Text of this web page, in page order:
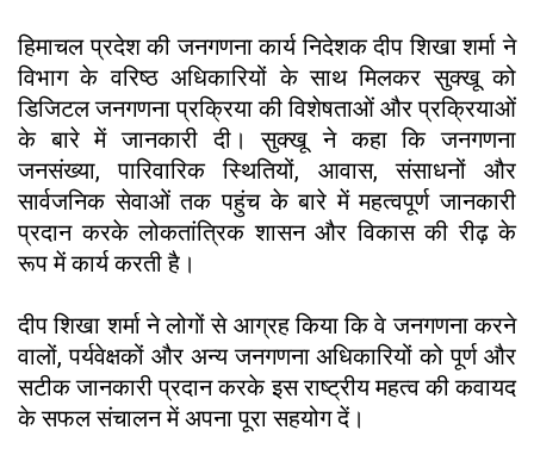
हिमाचल प्रदेश की जनगणना कार्य निदेशक दीप शिखा शर्मा ने
विभाग के वरिष्ठ अधिकारियों के साथ मिलकर सुक्खू को
डिजिटल जनगणना प्रक्रिया की विशेषताओं और प्रक्रियाओं
के बारे में जानकारी दी। सुक्खू ने कहा कि जनगणना
जनसंख्या, पारिवारिक स्थितियों, आवास, संसाधनों और
सार्वजनिक सेवाओं तक पहुंच के बारे में महत्वपूर्ण जानकारी
प्रदान करके लोकतांत्रिक शासन और विकास की रीढ़ के
रूप में कार्य करती है।
दीप शिखा शर्मा ने लोगों से आग्रह किया कि वे जनगणना करने
वालों, पर्यवेक्षकों और अन्य जनगणना अधिकारियों को पूर्ण और
सटीक जानकारी प्रदान करके इस राष्ट्रीय महत्व की कवायद
के सफल संचालन में अपना पूरा सहयोग दें।